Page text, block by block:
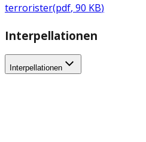
terrorister(pdf, 90 KB)
Interpellationen
Interpellationen